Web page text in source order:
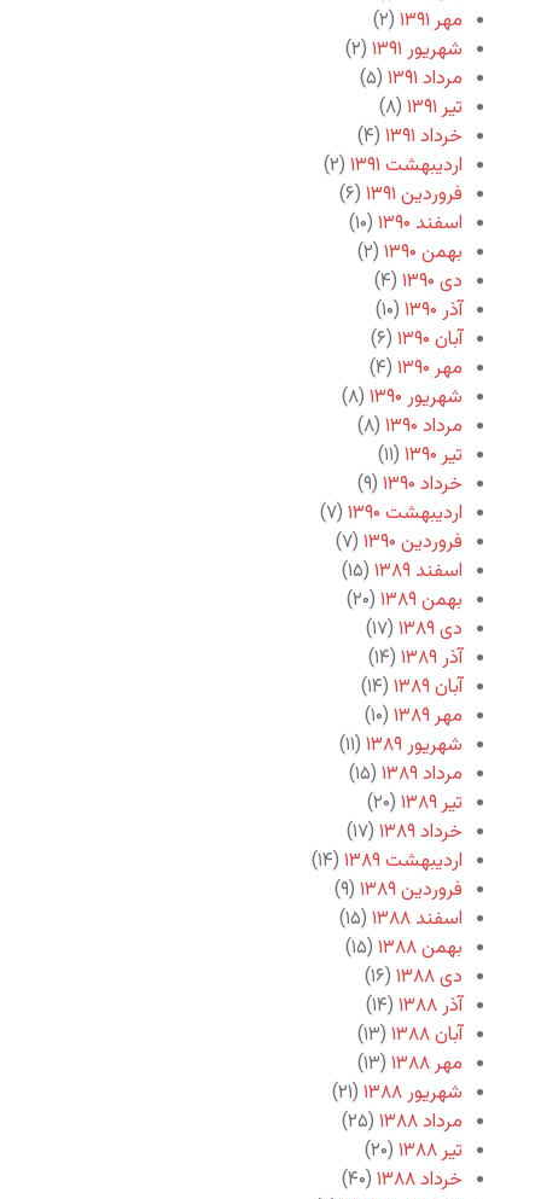
مهر ۱۳۹۱
(۲)
شهریور ۱۳۹۱
(۲)
مرداد ۱۳۹۱
(۵)
تیر ۱۳۹۱
(۸)
خرداد ۱۳۹۱
(۴)
اردیبهشت ۱۳۹۱
(۲)
فروردین ۱۳۹۱
(۶)
اسفند ۱۳۹۰
(۱۰)
بهمن ۱۳۹۰
(۲)
دی ۱۳۹۰
(۴)
آذر ۱۳۹۰
(۱۰)
آبان ۱۳۹۰
(۶)
مهر ۱۳۹۰
(۴)
شهریور ۱۳۹۰
(۸)
مرداد ۱۳۹۰
(۸)
تیر ۱۳۹۰
(۱۱)
خرداد ۱۳۹۰
(۹)
اردیبهشت ۱۳۹۰
(۷)
فروردین ۱۳۹۰
(۷)
اسفند ۱۳۸۹
(۱۵)
بهمن ۱۳۸۹
(۲۰)
دی ۱۳۸۹
(۱۷)
آذر ۱۳۸۹
(۱۴)
آبان ۱۳۸۹
(۱۴)
مهر ۱۳۸۹
(۱۰)
شهریور ۱۳۸۹
(۱۱)
مرداد ۱۳۸۹
(۱۵)
تیر ۱۳۸۹
(۲۰)
خرداد ۱۳۸۹
(۱۷)
اردیبهشت ۱۳۸۹
(۱۴)
فروردین ۱۳۸۹
(۹)
اسفند ۱۳۸۸
(۱۵)
بهمن ۱۳۸۸
(۱۵)
دی ۱۳۸۸
(۱۶)
آذر ۱۳۸۸
(۱۴)
آبان ۱۳۸۸
(۱۳)
مهر ۱۳۸۸
(۱۳)
شهریور ۱۳۸۸
(۲۱)
مرداد ۱۳۸۸
(۲۵)
تیر ۱۳۸۸
(۲۰)
خرداد ۱۳۸۸
(۴۰)